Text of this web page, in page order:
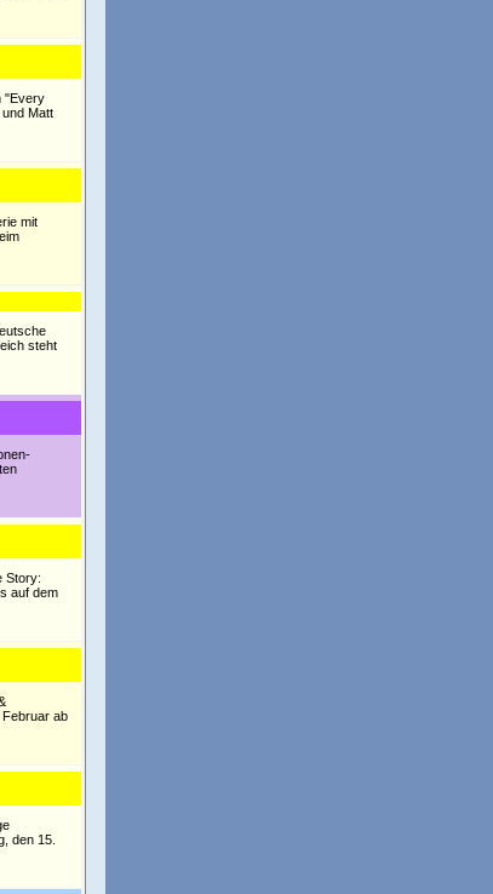
"Every
Matt
mit
steht
Story:
auf dem
Februar ab
den 15.